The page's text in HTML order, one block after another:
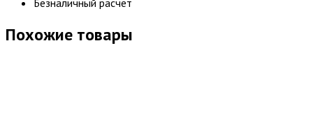
Похожие товары